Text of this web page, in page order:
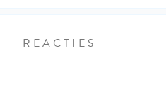
REACTIES